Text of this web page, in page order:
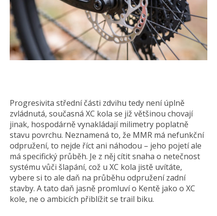
Progresivita střední části zdvihu tedy není úplně
zvládnutá, současná XC kola se již většinou chovají
jinak, hospodárně vynakládají milimetry poplatně
stavu povrchu. Neznamená to, že MMR má nefunkční
odpružení, to nejde říct ani náhodou – jeho pojetí ale
má specifický průběh. Je z něj cítit snaha o netečnost
systému vůči šlapání, což u XC kola jistě uvítáte,
vybere si to ale daň na průběhu odpružení zadní
stavby. A tato daň jasně promluví o Kentě jako o XC
kole, ne o ambicích přiblížit se trail biku.